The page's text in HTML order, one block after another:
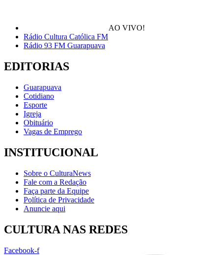
AO VIVO!
Rádio Cultura Católica FM
Rádio 93 FM Guarapuava
EDITORIAS
Guarapuava
Cotidiano
Esporte
Igreja
Obituário
Vagas de Emprego
INSTITUCIONAL
Sobre o CulturaNews
Fale com a Redação
Faça parte da Equipe
Política de Privacidade
Anuncie aqui
CULTURA NAS REDES
Facebook-f